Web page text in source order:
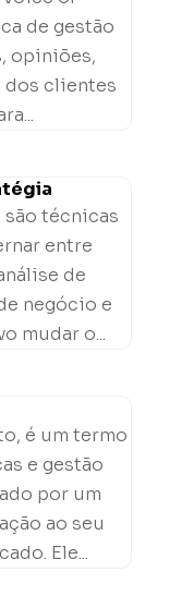
de gestão
opiniões,
dos clientes
são técnicas
entre
de
negócio e
mudar o...
é um termo
e gestão
por um
ao seu
Ele...